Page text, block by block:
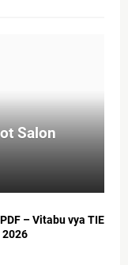
Salon
– Vitabu vya TIE
2026